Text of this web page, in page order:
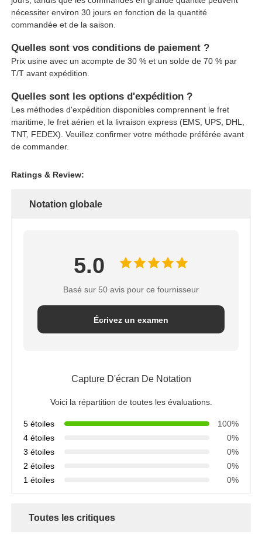
nécessiter environ 30 jours en fonction de la quantité
commandée et de la saison.
Quelles sont vos conditions de paiement ?
Prix usine avec un acompte de 30 % et un solde de 70 % par
T/T avant expédition.
Quelles sont les options d'expédition ?
Les méthodes d'expédition disponibles comprennent le fret
maritime, le fret aérien et la livraison express (EMS, UPS, DHL,
TNT, FEDEX). Veuillez confirmer votre méthode préférée avant
de commander.
Ratings & Review:
Notation globale
5.0
Basé sur 50 avis pour ce fournisseur
Écrivez un examen
Capture D'écran De Notation
Voici la répartition de toutes les évaluations.
5 étoiles
100%
4 étoiles
0%
3 étoiles
0%
2 étoiles
0%
1 étoiles
0%
Toutes les critiques